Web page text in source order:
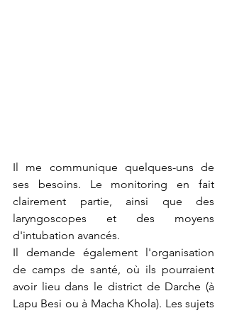
Il me communique quelques-uns de
ses besoins. Le monitoring en fait
clairement partie, ainsi que des
laryngoscopes et des moyens
d'intubation avancés.
Il demande également l'organisation
de camps de santé, où ils pourraient
avoir lieu dans le district de Darche (à
Lapu Besi ou à Macha Khola). Les sujets